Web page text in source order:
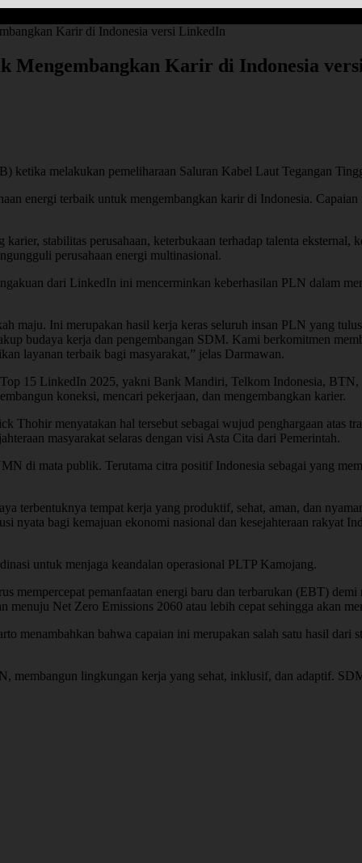
Karir di Indonesia versi LinkedIn
Mengembangkan Karir di Indonesia
ketika melakukan pemeliharaan Saluran Kabel Laut Tegangan
energi terbaik untuk mengembangkan karir di Indonesia.
stabilitas perusahaan, keterbukaan terhadap talenta
perusahaan energi multinasional.
dari LinkedIn ini mencerminkan keberhasilan PLN dalam
maju. Ini merupakan hasil kerja keras seluruh insan PLN yang
budaya kerja dan pengembangan SDM. Kami berkomitmen
layanan terbaik bagi masyarakat,” jelas Darmawan.
15 LinkedIn 2025, yakni Bank Mandiri, Telkom Indonesia,
koneksi, mencari pekerjaan, dan mengembangkan karier.
menyatakan hal tersebut sebagai wujud penghargaan atas
masyarakat selaras dengan visi Asta Cita dari Pemerintah.
di mata publik. Terutama citra positif Indonesia sebagai yang
terbentuknya tempat kerja yang produktif, sehat, aman, dan
nyata bagi kemajuan ekonomi nasional dan kesejahteraan rakyat
untuk menjaga keandalan operasional PLTP Kamojang.
mempercepat pemanfaatan energi baru dan terbarukan (EBT)
Net Zero Emissions 2060 atau lebih cepat sehingga akan
menambahkan bahwa capaian ini merupakan salah satu hasil dari
membangun lingkungan kerja yang sehat, inklusif, dan adaptif.